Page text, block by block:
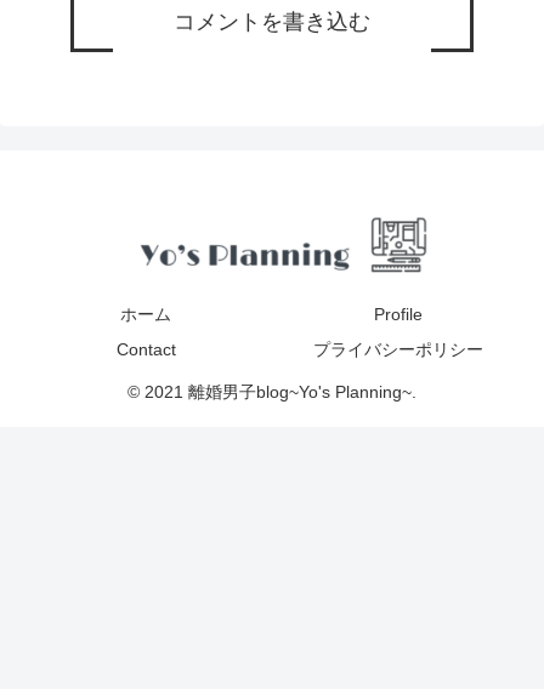
コメントを書き込む
ホーム
Profile
Contact
プライバシーポリシー
© 2021 離婚男子blog~Yo's Planning~.